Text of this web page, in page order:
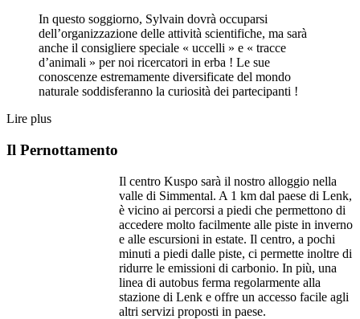
In questo soggiorno, Sylvain dovrà occuparsi
dell’organizzazione delle attività scientifiche, ma sarà
anche il consigliere speciale « uccelli » e « tracce
d’animali » per noi ricercatori in erba ! Le sue
conoscenze estremamente diversificate del mondo
naturale soddisferanno la curiosità dei partecipanti !
Lire plus
Il Pernottamento
Il centro Kuspo sarà il nostro alloggio nella
valle di Simmental. A 1 km dal paese di Lenk,
è vicino ai percorsi a piedi che permettono di
accedere molto facilmente alle piste in inverno
e alle escursioni in estate. Il centro, a pochi
minuti a piedi dalle piste, ci permette inoltre di
ridurre le emissioni di carbonio. In più, una
linea di autobus ferma regolarmente alla
stazione di Lenk e offre un accesso facile agli
altri servizi proposti in paese.